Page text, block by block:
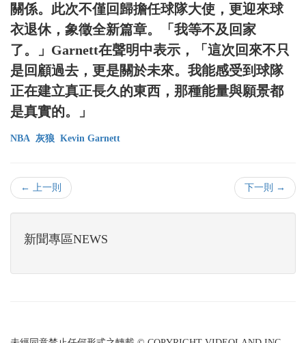
關係。此次不僅回歸擔任球隊大使，更迎來球
衣退休，象徵全新篇章。「我等不及回家
了。」Garnett在聲明中表示，「這次回來不只
是回顧過去，更是關於未來。我能感受到球隊
正在建立真正長久的東西，那種能量與願景都
是真實的。」
NBA 灰狼 Kevin Garnett
← 上一則 下一則 →
新聞專區NEWS